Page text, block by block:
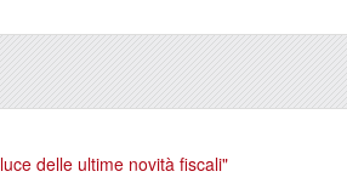
delle ultime novità fiscali"